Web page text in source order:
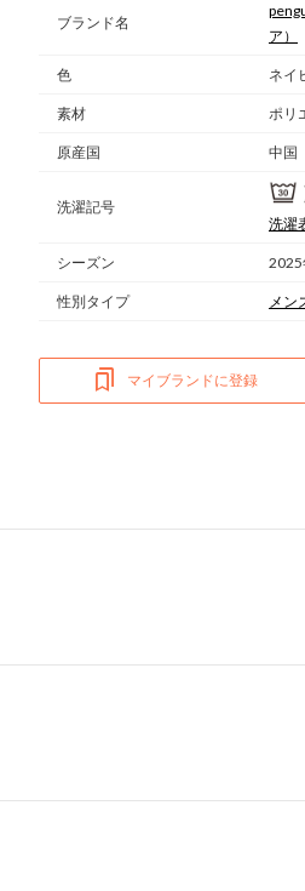
ブランド名
ア）
色 ネイ
素材 ポリ
原産国 中国
洗濯記号
洗濯
シーズン 2025
性別タイプ メン
マイブランドに登録